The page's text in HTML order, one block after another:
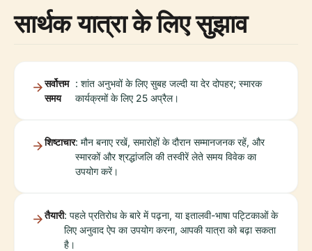
सार्थक यात्रा के लिए सुझाव
सर्वोत्तम
समय
: शांत अनुभवों के लिए सुबह जल्दी या देर दोपहर; स्मारक
कार्यक्रमों के लिए 25 अप्रैल।
शिष्टाचार: मौन बनाए रखें, समारोहों के दौरान सम्मानजनक रहें, और
स्मारकों और श्रद्धांजलि की तस्वीरें लेते समय विवेक का
उपयोग करें।
तैयारी: पहले प्रतिरोध के बारे में पढ़ना, या इतालवी-भाषा पट्टिकाओं के
लिए अनुवाद ऐप का उपयोग करना, आपकी यात्रा को बढ़ा सकता
है।